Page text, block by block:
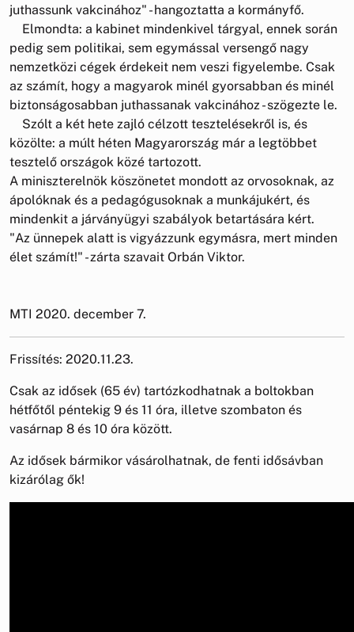
juthassunk vakcinához" - hangoztatta a kormányfő.
Elmondta: a kabinet mindenkivel tárgyal, ennek során
pedig sem politikai, sem egymással versengő nagy
nemzetközi cégek érdekeit nem veszi figyelembe. Csak
az számít, hogy a magyarok minél gyorsabban és minél
biztonságosabban juthassanak vakcinához - szögezte le.
Szólt a két hete zajló célzott tesztelésekről is, és
közölte: a múlt héten Magyarország már a legtöbbet
tesztelő országok közé tartozott.
A miniszterelnök köszönetet mondott az orvosoknak, az
ápolóknak és a pedagógusoknak a munkájukért, és
mindenkit a járványügyi szabályok betartására kért.
"Az ünnepek alatt is vigyázzunk egymásra, mert minden
élet számít!" - zárta szavait Orbán Viktor.
MTI 2020. december 7.
Frissítés: 2020.11.23.
Csak az idősek (65 év) tartózkodhatnak a boltokban
hétfőtől péntekig 9 és 11 óra, illetve szombaton és
vasárnap 8 és 10 óra között.
Az idősek bármikor vásárolhatnak, de fenti idősávban
kizárólag ők!